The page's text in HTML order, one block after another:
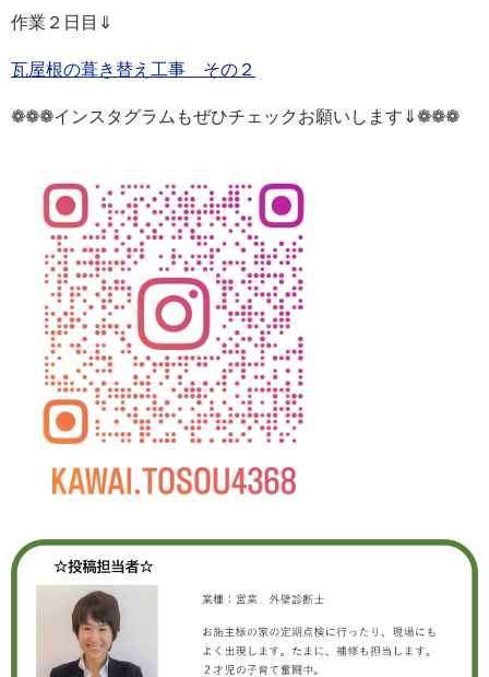
作業２日目⇓
瓦屋根の葺き替え工事 その２
❁❁❁インスタグラムもぜひチェックお願いします⇓❁❁❁